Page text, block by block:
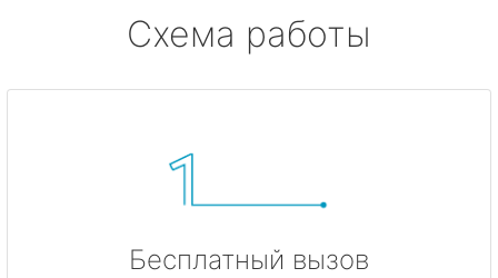
Схема работы
Бесплатный вызов